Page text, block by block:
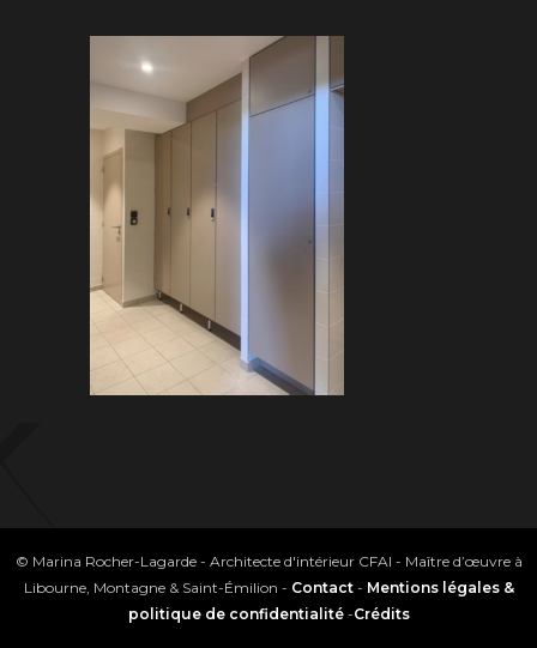
© Marina Rocher-Lagarde - Architecte d'intérieur CFAI - Maître d’œuvre à
Libourne, Montagne & Saint-Émilion - Contact- Mentions légales &
politique de confidentialité-Crédits